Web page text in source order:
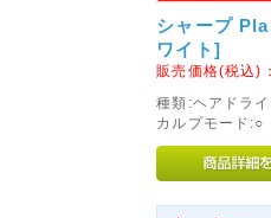
発生いたしました。
※詳細につきましては http://
ファーストサーバ株式会社よ
がございましたので、何卒事
大変恐縮ではございますが、
新規会員登録を行っていただ
なお、今回の件でハッキング
シャープ
ワイト]
販売価格(税込)
種類:ヘアド
カルプモード